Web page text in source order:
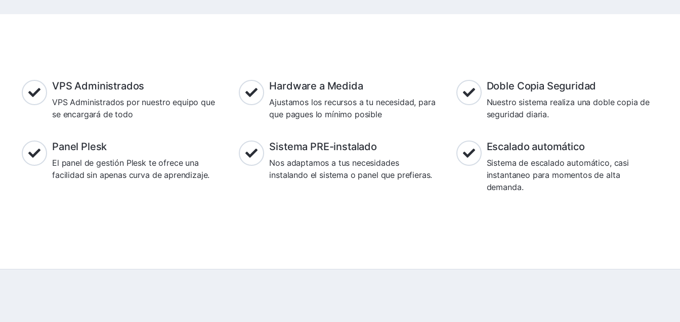
VPS Administrados
VPS Administrados por nuestro equipo que
se encargará de todo
Hardware a Medida
Ajustamos los recursos a tu necesidad, para
que pagues lo mínimo posible
Doble Copia Seguridad
Nuestro sistema realiza una doble copia de
seguridad diaria.
Panel Plesk
El panel de gestión Plesk te ofrece una
facilidad sin apenas curva de aprendizaje.
Sistema PRE-instalado
Nos adaptamos a tus necesidades
instalando el sistema o panel que prefieras.
Escalado automático
Sistema de escalado automático, casi
instantaneo para momentos de alta
demanda.